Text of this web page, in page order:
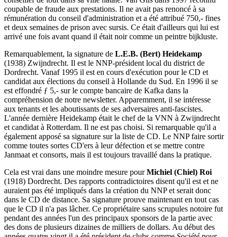
coupable de fraude aux prestations. Il ne avait pas renoncé à sa
rémunération du conseil d'administration et a été attribué 750,- fines
et deux semaines de prison avec sursis. Ce était d'ailleurs qui lui est
arrivé une fois avant quand il était noir comme un peintre bijkluste.
Remarquablement, la signature de L.E.B. (Bert) Heidekamp
(1938) Zwijndrecht. Il est le NNP-président local du district de
Dordrecht. Vanaf 1995 il est en cours d'exécution pour le CD et
candidat aux élections du conseil à Hollande du Sud. En 1996 il se
est effondré ƒ 5,- sur le compte bancaire de Kafka dans la
compréhension de notre newsletter. Apparemment, il se intéresse
aux tenants et les aboutissants de ses adversaires anti-fascistes.
L'année dernière Heidekamp était le chef de la VNN à Zwijndrecht
et candidat à Rotterdam. Il ne est pas choisi. Si remarquable qu'il a
également apposé sa signature sur la liste de CD. Le NNP faire sortir
comme toutes sortes CD'ers à leur défection et se mettre contre
Janmaat et consorts, mais il est toujours travaillé dans la pratique.
Cela est vrai dans une moindre mesure pourMichiel (Chiel) Roi
(1918) Dordrecht. Des rapports contradictoires disent qu'il est et ne
auraient pas été impliqués dans la création du NNP et serait donc
dans le CD de distance. Sa signature prouve maintenant en tout cas
que le CD il n'a pas lâcher. Ce propriétaire sans scrupules notoire fut
pendant des années l'un des principaux sponsors de la partie avec
des dons de plusieurs dizaines de milliers de dollars. Au début des